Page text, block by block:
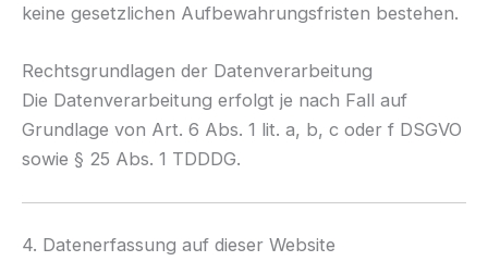
keine gesetzlichen Aufbewahrungsfristen bestehen.
Rechtsgrundlagen der Datenverarbeitung
Die Datenverarbeitung erfolgt je nach Fall auf
Grundlage von Art. 6 Abs. 1 lit. a, b, c oder f DSGVO
sowie § 25 Abs. 1 TDDDG.
4. Datenerfassung auf dieser Website